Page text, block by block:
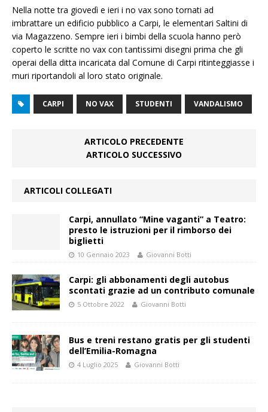
Nella notte tra giovedì e ieri i no vax sono tornati ad
imbrattare un edificio pubblico a Carpi, le elementari Saltini di
via Magazzeno. Sempre ieri i bimbi della scuola hanno però
coperto le scritte no vax con tantissimi disegni prima che gli
operai della ditta incaricata dal Comune di Carpi ritinteggiasse i
muri riportandoli al loro stato originale.
CARPI NO VAX STUDENTI VANDALISMO
ARTICOLO PRECEDENTE
ARTICOLO SUCCESSIVO
ARTICOLI COLLEGATI
Carpi, annullato “Mine vaganti” a Teatro:
presto le istruzioni per il rimborso dei
biglietti
10 Gennaio 2023 Giovanni Botti
Carpi: gli abbonamenti degli autobus
scontati grazie ad un contributo comunale
5 Ottobre 2022 Giovanni Botti
Bus e treni restano gratis per gli studenti
dell’Emilia-Romagna
4 Luglio 2025 Giovanni Botti